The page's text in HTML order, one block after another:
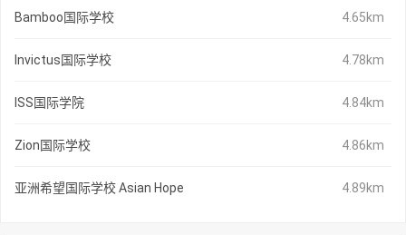
Bamboo国际学校 4.65km
Invictus国际学校 4.78km
ISS国际学院 4.84km
Zion国际学校 4.86km
亚洲希望国际学校 Asian Hope 4.89km